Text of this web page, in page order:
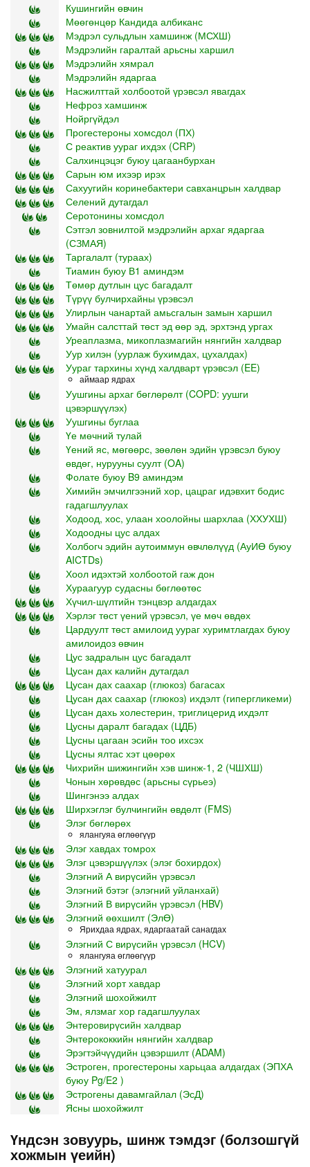
Кушингийн өвчин
Мөөгөнцөр Кандида албиканс
Мэдрэл сульдлын хамшинж (МСХШ)
Мэдрэлийн гаралтай арьсны харшил
Мэдрэлийн хямрал
Мэдрэлийн ядаргаа
Насжилттай холбоотой үрэвсэл явагдах
Нефроз хамшинж
Нойргүйдэл
Прогестероны хомсдол (ПХ)
С реактив уураг ихдэх (CRP)
Салхинцэцэг буюу цагаанбурхан
Сарын юм ихээр ирэх
Сахуугийн коринебактери савханцрын халдвар
Селений дутагдал
Серотонины хомсдол
Сэтгэл зовнилтой мэдрэлийн архаг ядаргаа
(СЗМАЯ)
Таргалалт (тураах)
Тиамин буюу В1 аминдэм
Төмөр дутлын цус багадалт
Түрүү булчирхайны үрэвсэл
Улирлын чанартай амьсгалын замын харшил
Умайн салсттай төст эд өөр эд, эрхтэнд ургах
Уреаплазма, микоплазмагийн нянгийн халдвар
Уур хилэн (уурлаж бухимдах, цухалдах)
Уураг тархины хүнд халдварт үрэвсэл (EE)
аймаар ядрах
Уушгины архаг бөглөрөлт (COPD: уушги
цэвэршүүлэх)
Уушгины буглаа
Үе мөчний тулай
Үений яс, мөгөөрс, зөөлөн эдийн үрэвсэл буюу
өвдөг, нурууны суулт (OA)
Фолате буюу B9 аминдэм
Химийн эмчилгээний хор, цацраг идэвхит бодис
гадагшлуулах
Ходоод, хос, улаан хоолойны шархлаа (ХХУХШ)
Ходоодны цус алдах
Холбогч эдийн аутоиммун өвчлөлүүд (АуИӨ буюу
AICTDs)
Хоол идэхтэй холбоотой гаж дон
Хураагуур судасны бөглөөтөс
Хүчил-шүлтийн тэнцвэр алдагдах
Хэрлэг төст үений үрэвсэл, үе мөч өвдөх
Цардуулт төст амилоид уураг хуримтлагдах буюу
амилоидоз өвчин
Цус задралын цус багадалт
Цусан дах калийн дутагдал
Цусан дах саахар (глюкоз) багасах
Цусан дах саахар (глюкоз) ихдэлт (гипергликеми)
Цусан дахь холестерин, триглицерид ихдэлт
Цусны даралт багадах (ЦДБ)
Цусны цагаан эсийн тоо ихсэх
Цусны ялтас хэт цөөрөх
Чихрийн шижингийн хэв шинж-1, 2 (ЧШХШ)
Чонын хөрөвдөс (арьсны сүрьеэ)
Шингэнээ алдах
Ширхэглэг булчингийн өвдөлт (FMS)
Элэг бөглөрөх
ялангуяа өглөөгүүр
Элэг хавдах томрох
Элэг цэвэршүүлэх (элэг бохирдох)
Элэгний А вирүсийн үрэвсэл
Элэгний бэтэг (элэгний уйланхай)
Элэгний В вирүсийн үрэвсэл (HBV)
Элэгний өөхшилт (ЭлӨ)
Ярихдаа ядрах, ядаргаатай санагдах
Элэгний С вирүсийн үрэвсэл (HCV)
ялангуяа өглөөгүүр
Элэгний хатуурал
Элэгний хорт хавдар
Элэгний шохойжилт
Эм, ялзмаг хор гадагшлуулах
Энтеровирүсийн халдвар
Энтерококкийн нянгийн халдвар
Эрэгтэйчүүдийн цэвэршилт (ADAM)
Эстроген, прогестероны харьцаа алдагдах (ЭПХА
буюу Pg/E2 )
Эстрогены давамгайлал (ЭсД)
Ясны шохойжилт
Үндсэн зовуурь, шинж тэмдэг (болзошгүй
хожмын үеийн)